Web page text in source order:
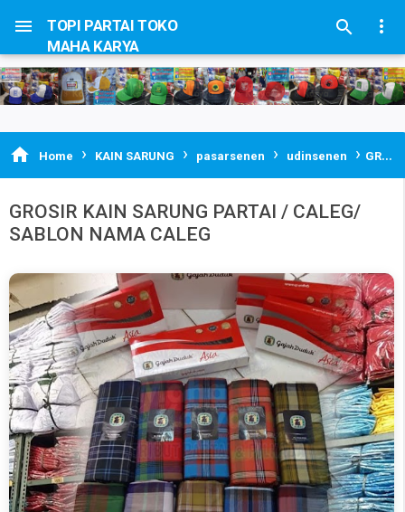
 
TOPI PARTAI TOKO
MAHA KARYA

 Home › KAIN SARUNG › pasarsenen › udinsenen › GROSIR KAIN SARUNG PARTAI / CALEG/ SABLON NAMA CALEG
GROSIR KAIN SARUNG PARTAI / CALEG/
SABLON NAMA CALEG